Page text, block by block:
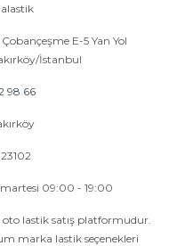
E-5 Yan Yol
İstanbul
98 66
09:00 - 19:00
oto lastik satış platformudur.
marka lastik seçenekleri